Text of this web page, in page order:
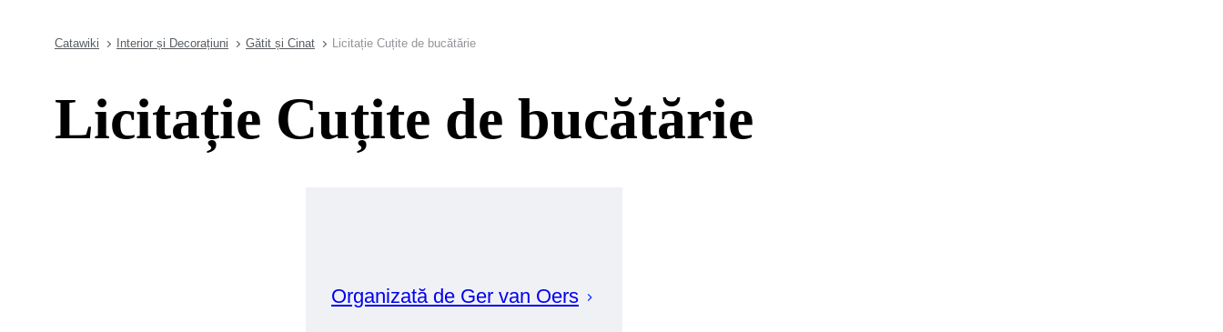
Catawiki Interior și Decorațiuni Gătit și Cinat Licitație Cuțite de bucătărie
Licitație Cuțite de bucătărie
Organizată de Ger van Oers